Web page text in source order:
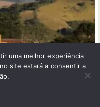
uma melhor experiência
site estará a consentir a